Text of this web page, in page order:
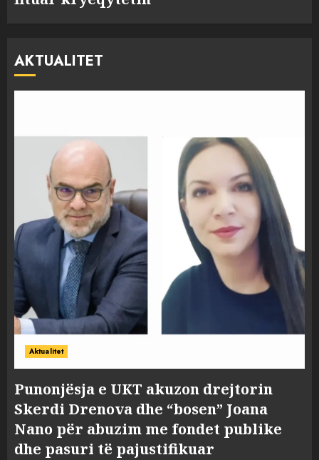
AKTUALITET
Aktualitet
Punonjësja e UKT akuzon drejtorin
Skerdi Drenova dhe “bosen” Joana
Nano për abuzim me fondet publike
dhe pasuri të pajustifikuar